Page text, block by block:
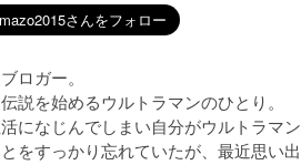
ロガー。
説を始めるウルトラマンのひとり。
になじんでしまい自分がウルトラマン
をすっかり忘れていたが、最近思い出